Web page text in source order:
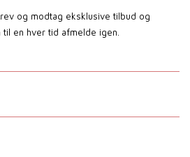
og modtag eksklusive tilbud og
til en hver tid afmelde igen.